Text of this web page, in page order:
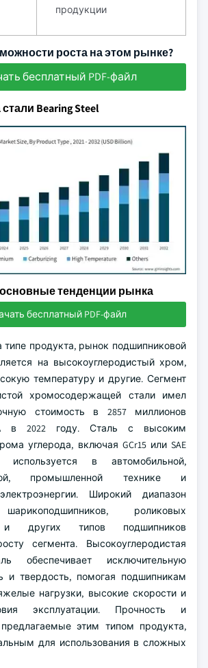
продукции
роста на этом рынке?
бесплатный PDF-файл
Bearing Steel
тенденции рынка
бесплатный PDF-файл
продукта, рынок подшипниковой
на высокоуглеродистый хром,
температуру и другие. Сегмент
хромосодержащей стали имел
стоимость в 2857 миллионов
в 2022 году. Сталь с высоким
углерода, включая GCr15 или SAE
используется в автомобильной,
промышленной технике и
Широкий диапазон
роликовых
и других типов подшипников
сегмента. Высокоуглеродистая
обеспечивает исключительную
и твердость, помогая подшипникам
нагрузки, высокие скорости и
эксплуатации. Прочность и
предлагаемые этим типом продукта,
для использования в сложных